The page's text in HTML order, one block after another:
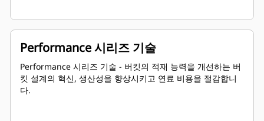
Performance 시리즈 기술
Performance 시리즈 기술 - 버킷의 적재 능력을 개선하는 버
킷 설계의 혁신, 생산성을 향상시키고 연료 비용을 절감합니
다.